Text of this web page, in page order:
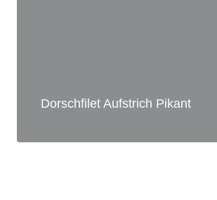
Dorschfilet Aufstrich Pikant